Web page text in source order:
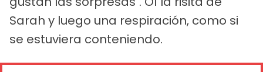
Sarah y luego una respiración, como si
se estuviera conteniendo.